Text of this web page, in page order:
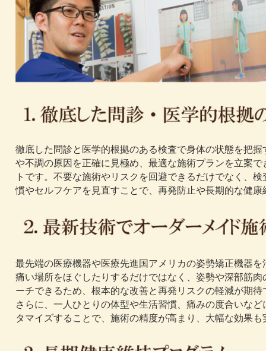
徹底した問診と医学的根拠のある検査で身体の状態を把
や不調の原因を正確に見極め、最適な施術プランを立案
トです。不要な施術やリスクを回避できるだけでなく、
慣やセルフケアを見直すことで、再発防止や長期的な健
最先端の医療機器や医療先進国アメリカの姿勢矯正機器
痛い場所をほぐしたりするだけではなく、姿勢や深部筋
ーチできるため、根本的な改善と再発リスクの軽減が期待
さらに、一人ひとりの体型や生活習慣、痛みの度合いな
タマイズすることで、施術の精度が高まり、大幅な効果